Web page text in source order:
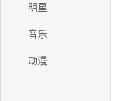
明星
音乐
动漫